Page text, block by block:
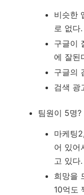
비슷한
로 없다.
구글이
에 잘된
구글의
검색 광
팀원이 5명?
마케팅
어 있어
고 있다.
희망을
10억도